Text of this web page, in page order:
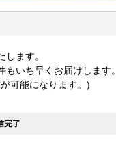
ます。
いち早くお届けします。
可能になります。)
完了